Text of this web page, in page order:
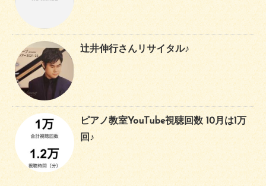
辻井伸行さんリサイタル♪
ピアノ教室YouTube視聴回数 10月は1万
回♪